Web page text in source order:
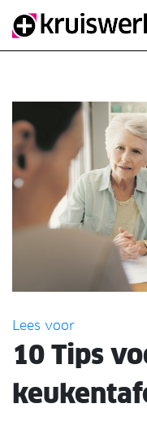
Direct door naar
Lees voor
10 Tips